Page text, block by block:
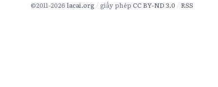
©2011-2026 lacai.org giấy phép CC BY-ND 3.0 RSS